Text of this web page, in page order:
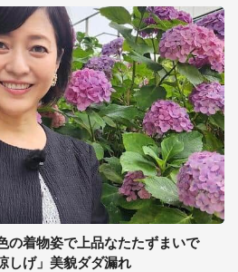
の着物姿で上品なたたずまいで
しげ」美貌ダダ漏れ